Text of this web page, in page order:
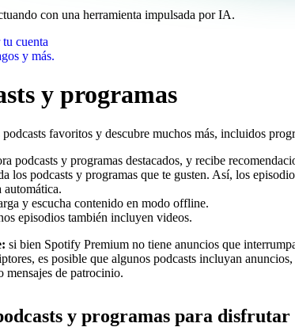
con una herramienta impulsada por IA.
cuenta
y más.
y programas
podcasts favoritos y descubre muchos más, incluidos
podcasts y programas destacados, y recibe
los podcasts y programas que te gusten. Así, los
automática.
y escucha contenido en modo offline.
episodios también incluyen videos.
si bien Spotify Premium no tiene anuncios que
es posible que algunos podcasts incluyan
mensajes de patrocinio.
y programas para disfrutar